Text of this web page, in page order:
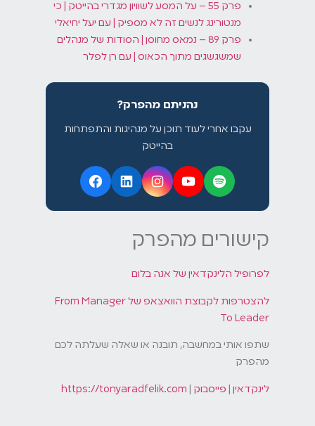
פרק 55 – על המסע לשוויון מגדרי בהייטק | כי
מנטורינג לנשים זה לא מספיק | עם יעל יחיאלי
פרק 89 – נמאס מחוסן | הסודות של מנהלים
שמשגשגים מתוך הכאוס | עם רן לפלר
נהניתם מהפרק?
עקבו אחרי לעוד תוכן על מנהיגות והתפתחות
בהייטק
קישורים מהפרק
לפרופיל הלינקדאין של אנה בלום
להצטרפות לקבוצת הוואצאפ של From Manager
To Leader
שתפו אותי במחשבה, תובנה או שאלה שעלתה לכם
מהפרק
לינקדאין פייסבוק https://tonyaradfelik.com